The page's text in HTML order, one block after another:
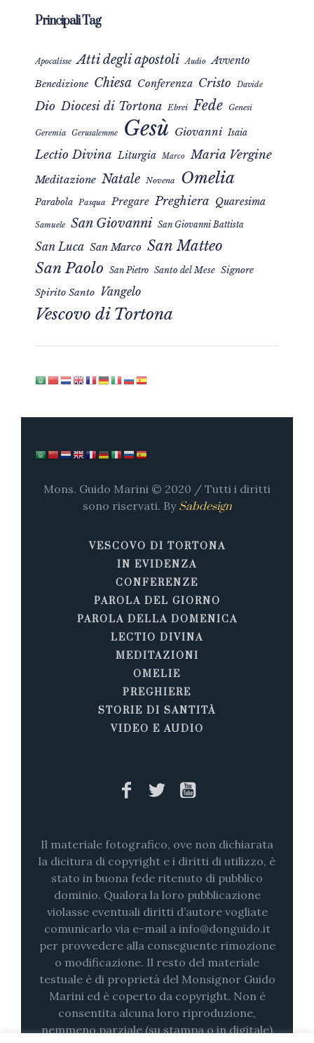
Principali Tag
Apocalisse Atti degli apostoli Audio Avvento
Benedizione Chiesa Conferenza Cristo Davide
Dio Diocesi di Tortona Ebrei Fede Genesi
Geremia Gerusalemme Gesù Giovanni Isaia
Lectio Divina Liturgia Marco Maria Vergine
Meditazione Natale Novena Omelia
Parabola Pasqua Pregare Preghiera Quaresima
Samuele San Giovanni San Giovanni Battista
San Luca San Marco San Matteo
San Paolo San Pietro Santo del Mese Signore
Spirito Santo Vangelo
Vescovo di Tortona
Mons. Guido Marini © 2020 / Tutti i diritti
sono riservati. By Sabdesign
VESCOVO DI TORTONA
IN EVIDENZA
CONFERENZE
PAROLA DEL GIORNO
PAROLA DELLA DOMENICA
LECTIO DIVINA
MEDITAZIONI
OMELIE
PREGHIERE
STORIE DI SANTITÀ
VIDEO E AUDIO
Il materiale fotografico, ove non dichiarata
la dicitura di copyright e i diritti di utilizzo, è
stato in buona fede ritenuto di pubblico
dominio. Qualora la loro pubblicazione
violasse eventuali diritti d’autore vogliate
comunicarlo via e-mail a info@donguido.it
per provvedere alla conseguente rimozione
o modificazione. Il resto del materiale
testuale è di proprietà del Monsignor Guido
Marini ed è coperto da copyright. Non è
consentita alcuna loro riproduzione,
nemmeno parziale (su stampa o in digitale)